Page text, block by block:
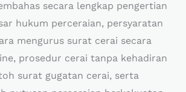
secara lengkap pengertian
hukum perceraian, persyaratan
mengurus surat cerai secara
prosedur cerai tanpa kehadiran
surat gugatan cerai, serta